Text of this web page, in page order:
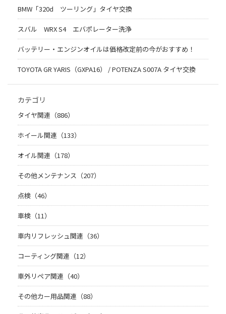
BMW「320d ツーリング」タイヤ交換
スバル WRX S4 エバポレーター洗浄
バッテリー・エンジンオイルは価格改定前の今がおすすめ！
TOYOTA GR YARIS（GXPA16） / POTENZA S007A タイヤ交換
カテゴリ
タイヤ関連（886）
ホイール関連（133）
オイル関連（178）
その他メンテナンス（207）
点検（46）
車検（11）
車内リフレッシュ関連（36）
コーティング関連（12）
車外リペア関連（40）
その他カー用品関連（88）